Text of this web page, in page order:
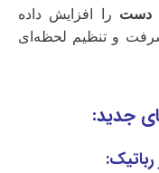
دست را افزایش داده
و تنظیم لحظه‌ای
جدید: